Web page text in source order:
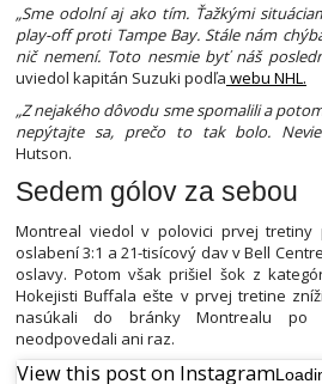
„Sme odolní aj ako tím. Ťažkými
play-off proti Tampe Bay. Stále nám
nič nemení. Toto nesmie byť náš
uviedol kapitán Suzuki podľa webu NHL.
„Z nejakého dôvodu sme spomalili a
nepýtajte sa, prečo to tak bolo.
Hutson.
Sedem gólov za sebou
Montreal viedol v polovici prvej tretiny
oslabení 3:1 a 21-tisícový dav v Bell
oslavy. Potom však prišiel šok z
Hokejisti Buffala ešte v prvej tretine
nasúkali do bránky Montrealu po
neodpovedali ani raz.
View this post on Instagram